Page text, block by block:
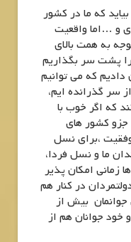
که ما در کشور
و …اما واقعیت
به همت بالای
پشت سر بگذاریم
که می توانیم
سر گذرانده ایم،
که اگر خوب با
جزو کشور های
،برای نسل
ما و نسل فردا،
زمانی امکان پذیر
در کنار هم
بیش از
خود جوانان هم از